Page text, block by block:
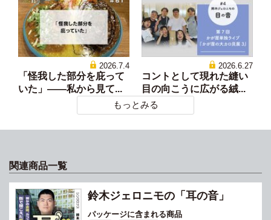
2026.7.4
「怪我した部分を庇って
いた」——私から見て...
2026.6.27
コントとして現れた縫い
目の向こうに広がる絨...
もっとみる
関連商品一覧
鈴木ジェロニモの「耳の音」
パッケージに含まれる商品